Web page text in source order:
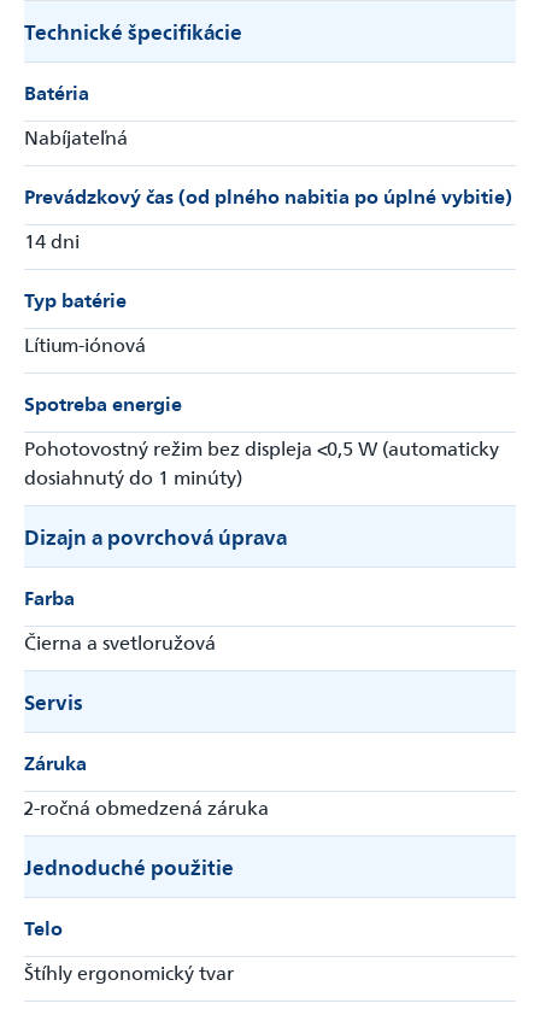
Technické špecifikácie
Batéria
Nabíjateľná
Prevádzkový čas (od plného nabitia po úplné vybitie)
14 dni
Typ batérie
Lítium-iónová
Spotreba energie
Pohotovostný režim bez displeja <0,5 W (automaticky
dosiahnutý do 1 minúty)
Dizajn a povrchová úprava
Farba
Čierna a svetloružová
Servis
Záruka
2-ročná obmedzená záruka
Jednoduché použitie
Telo
Štíhly ergonomický tvar